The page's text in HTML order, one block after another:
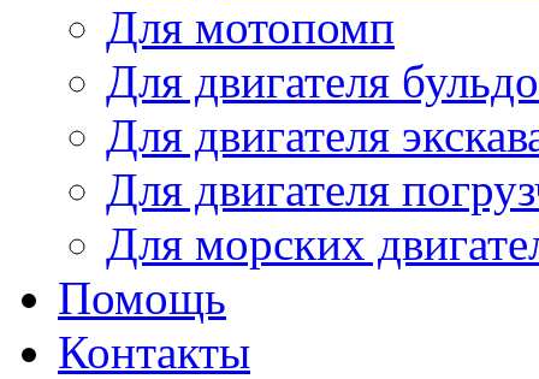
Для мотопомп
Для двигателя
Для двигателя
Для двигателя
Для морских
Помощь
Контакты